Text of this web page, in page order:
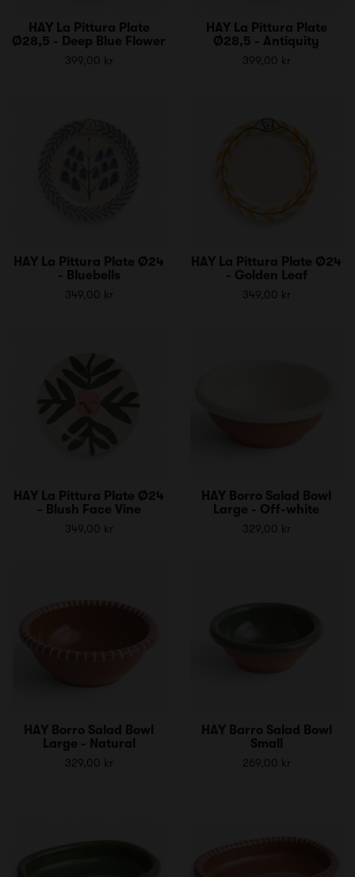
HAY La Pittura Plate
Ø28,5 - Deep Blue Flower
399,00 kr
HAY La Pittura Plate
Ø28,5 - Antiquity
399,00 kr
HAY La Pittura Plate Ø24
- Bluebells
349,00 kr
HAY La Pittura Plate Ø24
- Golden Leaf
349,00 kr
HAY La Pittura Plate Ø24
- Blush Face Vine
349,00 kr
HAY Borro Salad Bowl
Large - Off-white
329,00 kr
HAY Borro Salad Bowl
Large - Natural
329,00 kr
HAY Barro Salad Bowl
Small
269,00 kr